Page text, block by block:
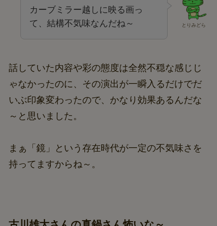
とりみどら
カーブミラー越しに映る画っ
て、結構不気味なんだね～
話していた内容や彩の態度は全然不穏な感じじ
ゃなかったのに、その演出が一瞬入るだけでだ
いぶ印象変わったので、かなり効果あるんだな
～と思いました。
まぁ「鏡」という存在時代が一定の不気味さを
持ってますからね～。